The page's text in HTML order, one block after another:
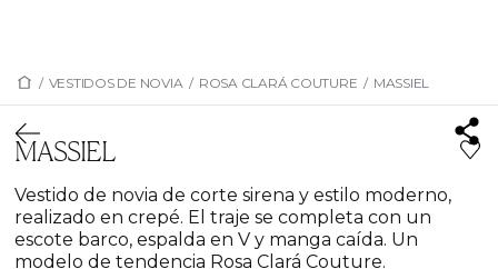
/ VESTIDOS DE NOVIA / ROSA CLARÁ COUTURE / MASSIEL
MASSIEL
Vestido de novia de corte sirena y estilo moderno,
realizado en crepé. El traje se completa con un
escote barco, espalda en V y manga caída. Un
modelo de tendencia Rosa Clará Couture.